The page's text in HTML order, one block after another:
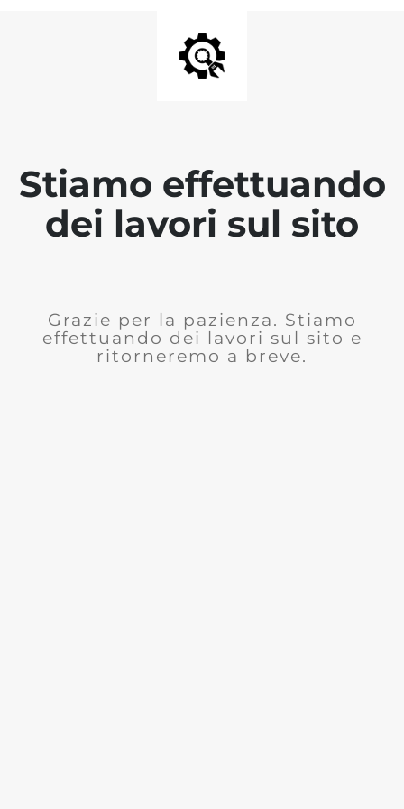
Stiamo effettuando
dei lavori sul sito
Grazie per la pazienza. Stiamo
effettuando dei lavori sul sito e
ritorneremo a breve.